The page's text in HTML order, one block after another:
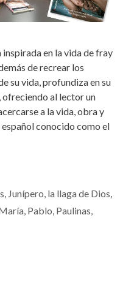
inspirada en la vida de fray
de recrear los
su vida, profundiza en su
al lector un
a la vida, obra y
conocido como el
, Junípero, la llaga de Dios,
, Pablo, Paulinas,